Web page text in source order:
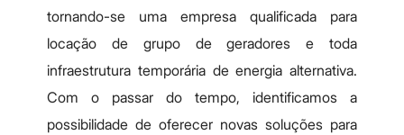
tornando-se uma empresa qualificada para
locação de grupo de geradores e toda
infraestrutura temporária de energia alternativa.
Com o passar do tempo, identificamos a
possibilidade de oferecer novas soluções para